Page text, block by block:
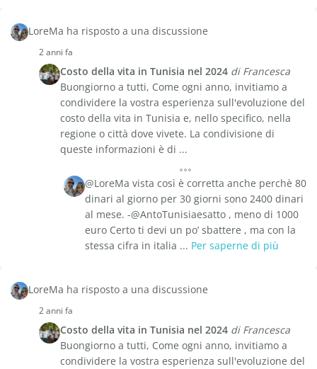
LoreMa ha risposto a una discussione
2 anni fa
Costo della vita in Tunisia nel 2024 di Francesca
Buongiorno a tutti, Come ogni anno, invitiamo a
condividere la vostra esperienza sull'evoluzione del
costo della vita in Tunisia e, nello specifico, nella
regione o città dove vivete. La condivisione di
queste informazioni è di ...
@LoreMa vista così è corretta anche perchè 80
dinari al giorno per 30 giorni sono 2400 dinari
al mese. -@AntoTunisiaesatto , meno di 1000
euro Certo ti devi un po’ sbattere , ma con la
stessa cifra in italia ... Per saperne di più
LoreMa ha risposto a una discussione
2 anni fa
Costo della vita in Tunisia nel 2024 di Francesca
Buongiorno a tutti, Come ogni anno, invitiamo a
condividere la vostra esperienza sull'evoluzione del